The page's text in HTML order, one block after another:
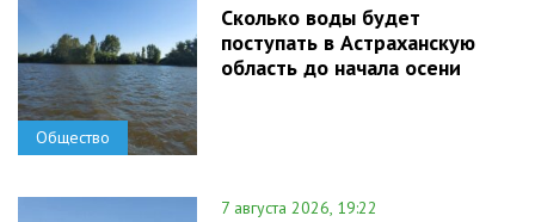
Общество
Сколько воды будет
поступать в Астраханскую
область до начала осени
7 августа 2026, 19:22